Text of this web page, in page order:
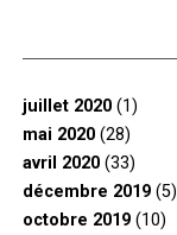
juillet 2020(1)
mai 2020(28)
avril 2020(33)
décembre 2019(5)
octobre 2019(10)